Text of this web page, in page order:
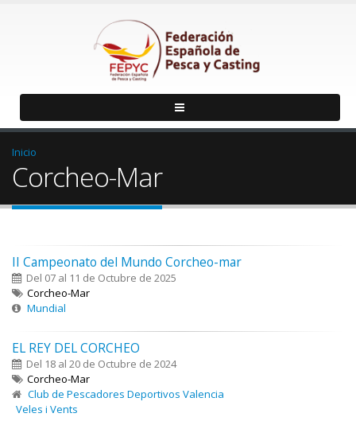
Inicio
Corcheo-Mar
II Campeonato del Mundo Corcheo-mar
Del 07 al 11 de Octubre de 2025
Corcheo-Mar
Mundial
EL REY DEL CORCHEO
Del 18 al 20 de Octubre de 2024
Corcheo-Mar
Club de Pescadores Deportivos Valencia
Veles i Vents